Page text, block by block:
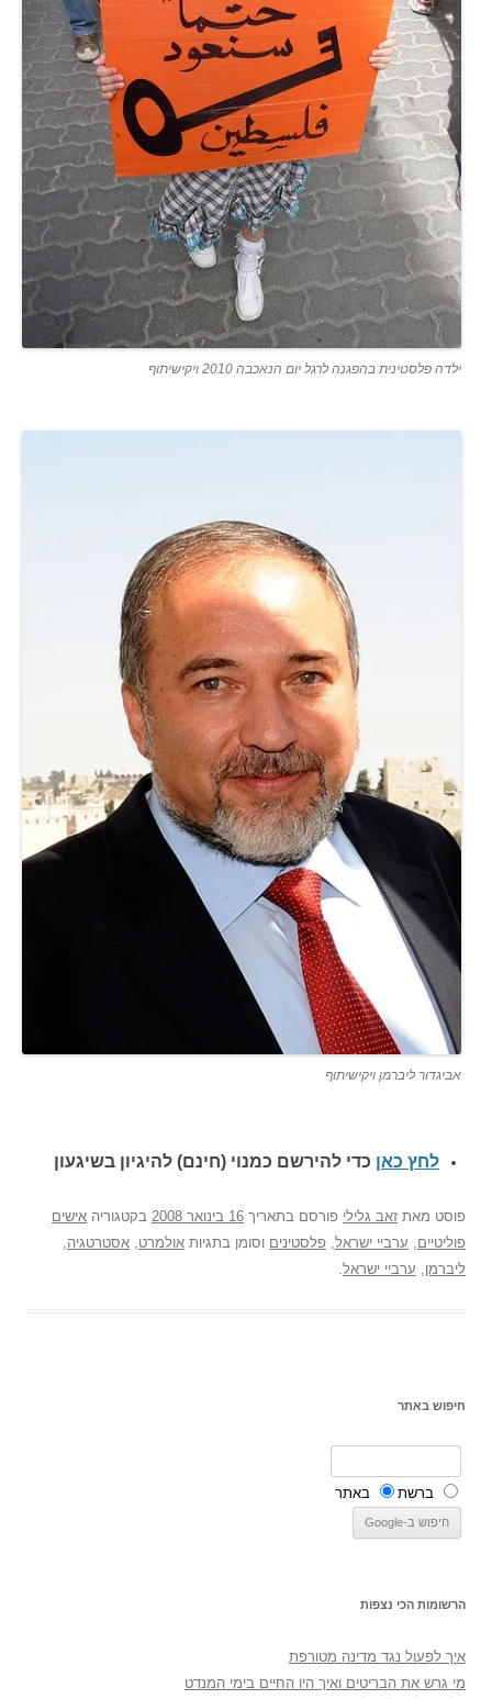
ילדה פלסטינית בהפגנה לרגל יום הנאכבה 2010 ויקישיתוף
אביגדור ליברמן ויקישיתוף
לחץ כאן כדי להירשם כמנוי (חינם) להיגיון בשיגעון
פוסט מאת זאב גלילי פורסם בתאריך 16 בינואר 2008 בקטגוריה אישים
פוליטיים
ערביי ישראל פלסטינים וסומן בתגיות אולמרט אסטרטגיה
ליברמן
ערביי ישראל
חיפוש באתר
ברשת באתר
הרשומות הכי נצפות
איך לפעול נגד מדינה מטורפת
מי גרש את הבריטים ואיך היו החיים בימי המנדט